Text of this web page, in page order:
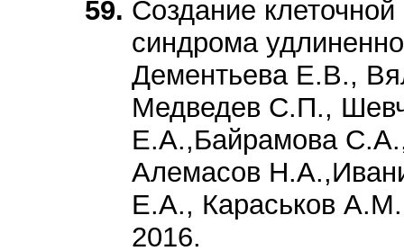
Создание
синдрома
Дементьева Е.В.,
Медведев С.П.,
Е.А.,Байрамова
Алемасов
Е.А., Караськов
2016.